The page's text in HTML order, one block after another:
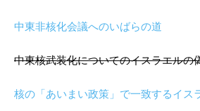
中東非核化会議へのいばらの道
中東核武装化についてのイスラエルの
核の「あいまい政策」で一致するイス